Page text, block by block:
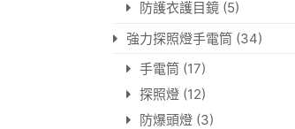
防護衣護目鏡 (5)
強力探照燈手電筒 (34)
手電筒 (17)
探照燈 (12)
防爆頭燈 (3)